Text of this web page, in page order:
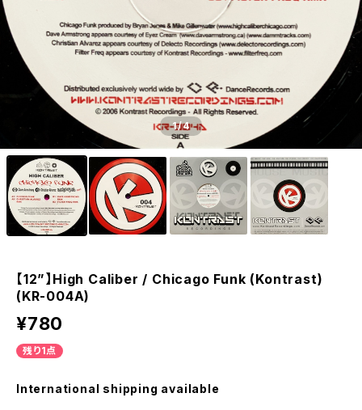
1/4
【12”】High Caliber / Chicago Funk (Kontrast)
(KR-004A)
¥780
残り1点
International shipping available